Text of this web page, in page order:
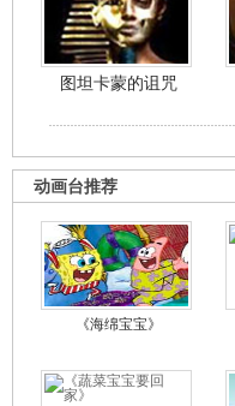
图坦卡蒙的诅咒
动画台推荐
《海绵宝宝》